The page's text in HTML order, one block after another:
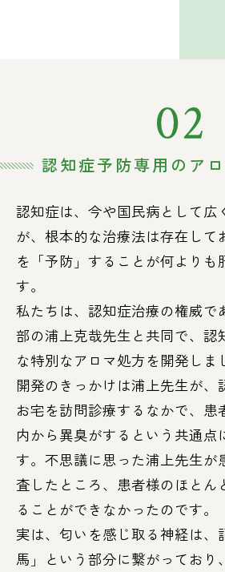
認知症予防専用のア
認知症は、今や国民病として広
が、根本的な治療法は存在して
を「予防」することが何よりも
す。
私たちは、認知症治療の権威で
部の浦上克哉先生と共同で、認
な特別なアロマ処方を開発しま
開発のきっかけは浦上先生が、
お宅を訪問診療するなかで、患
内から異臭がするという共通点
す。不思議に思った浦上先生が
査したところ、患者様のほとん
ることができなかったのです。
実は、匂いを感じ取る神経は、
馬」という部分に繋がっており